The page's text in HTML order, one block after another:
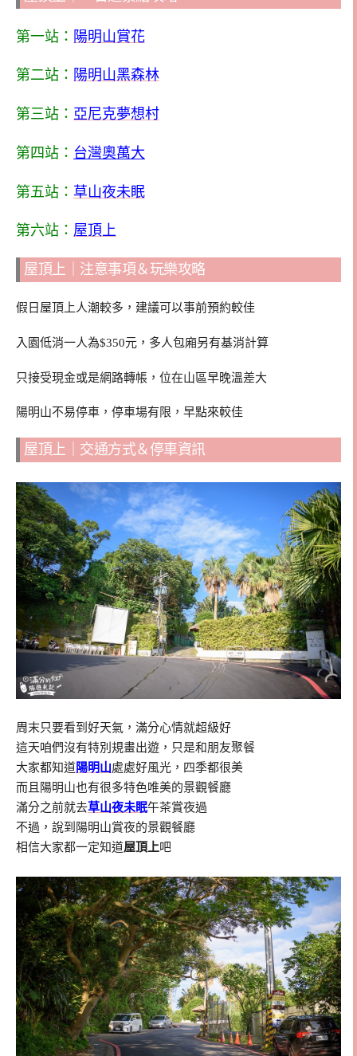
第一站： 陽明山賞花
第二站： 陽明山黑森林
第三站： 亞尼克夢想村
第四站： 台灣奧萬大
第五站： 草山夜未眠
第六站： 屋頂上
屋頂上｜注意事項＆玩樂攻略
假日屋頂上人潮較多，建議可以事前預約較佳
入園低消一人為$350元，多人包廂另有基消計算
只接受現金或是網路轉帳，位在山區早晚溫差大
陽明山不易停車，停車場有限，早點來較佳
屋頂上｜交通方式＆停車資訊
周末只要看到好天氣，滿分心情就超級好
這天咱們沒有特別規畫出遊，只是和朋友聚餐
大家都知道陽明山處處好風光，四季都很美
而且陽明山也有很多特色唯美的景觀餐廳
滿分之前就去草山夜未眠午茶賞夜過
不過，說到陽明山賞夜的景觀餐廳
相信大家都一定知道屋頂上吧